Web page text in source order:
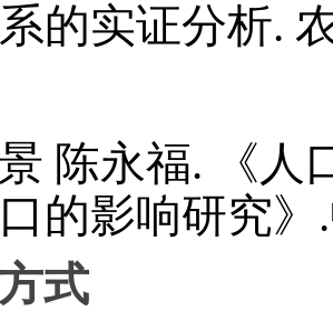
的实证分析.
陈永福. 《人
的影响研究
式